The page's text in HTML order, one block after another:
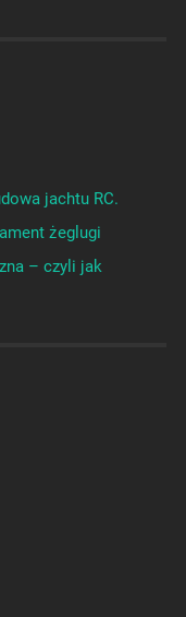
jachtu RC.
żeglugi
– czyli jak